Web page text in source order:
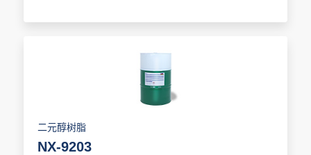
二元醇树脂
NX-9203